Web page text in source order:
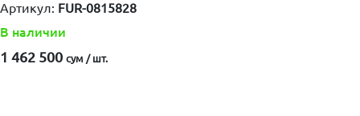
Артикул: FUR-0815828
В наличии
1 462 500 сум / шт.